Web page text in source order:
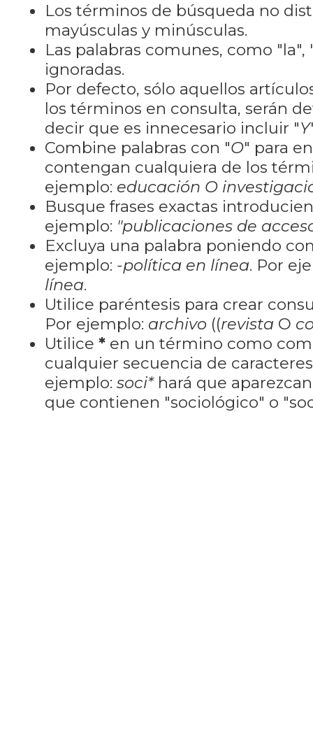
Los términos de búsqueda no
mayúsculas y minúsculas.
Las palabras comunes, como "la",
ignoradas.
Por defecto, sólo aquellos
los términos en consulta, serán
decir que es innecesario incluir "Y
Combine palabras con "O" para
contengan cualquiera de los
ejemplo: educación O
Busque frases exactas
ejemplo: "publicaciones de
Excluya una palabra poniendo
ejemplo: -política en línea. Por
línea.
Utilice paréntesis para crear
Por ejemplo: archivo ((revista O
Utilice *en un término como
cualquier secuencia de
ejemplo: soci*hará que
que contienen "sociológico" o